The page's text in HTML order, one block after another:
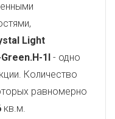
Light
1I - одно
Количество
равномерно
кв.м.